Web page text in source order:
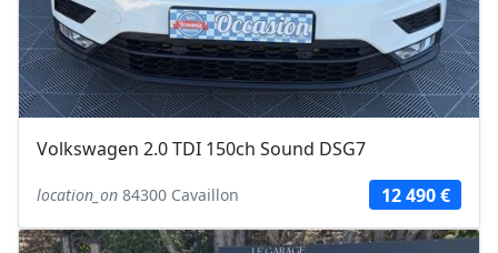
Volkswagen 2.0 TDI 150ch Sound DSG7
location_on 84300 Cavaillon 12 490 €